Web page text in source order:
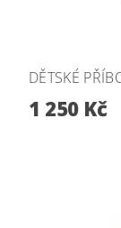
DĚTSKÉ
1 250 Kč